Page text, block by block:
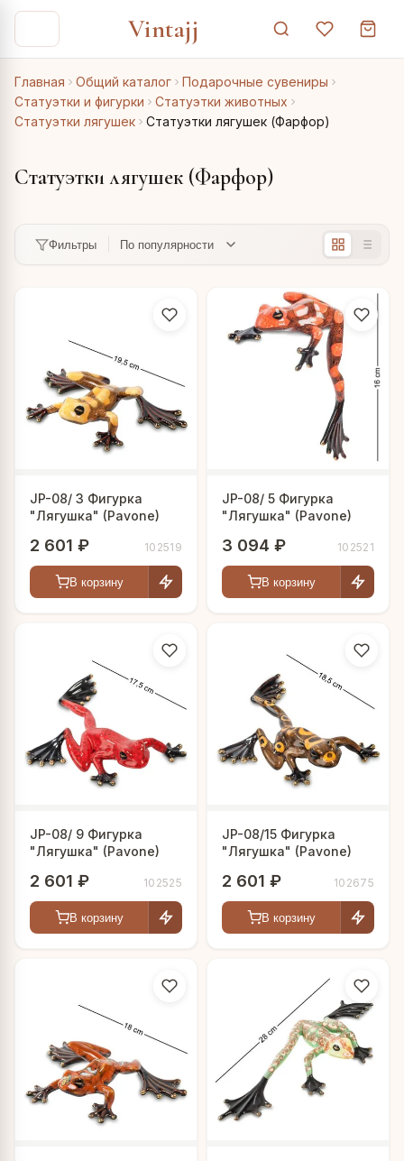
Vintajj
Главная Общий каталог
Подарочные сувениры
Статуэтки и фигурки
Статуэтки животных
Статуэтки лягушек
Статуэтки лягушек (Фарфор)
Статуэтки лягушек (Фарфор)
Фильтры
JP-08/ 3 Фигурка
"Лягушка" (Pavone)
2 601 ₽ 102519
В корзину
JP-08/ 5 Фигурка
"Лягушка" (Pavone)
3 094 ₽ 102521
В корзину
JP-08/ 9 Фигурка
"Лягушка" (Pavone)
2 601 ₽ 102525
В корзину
JP-08/15 Фигурка
"Лягушка" (Pavone)
2 601 ₽ 102675
В корзину